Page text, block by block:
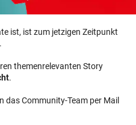
ist, ist zum jetzigen Zeitpunkt
themenrelevanten Story
.
das Community-Team per Mail